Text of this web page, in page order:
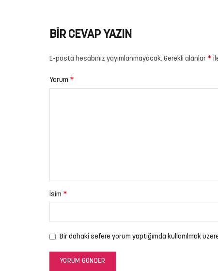
BIR CEVAP YAZIN
E-posta hesabınız yayımlanmayacak. Gerekli alanlar *
Yorum *
İsim *
Bir dahaki sefere yorum yaptığımda kullanılmak